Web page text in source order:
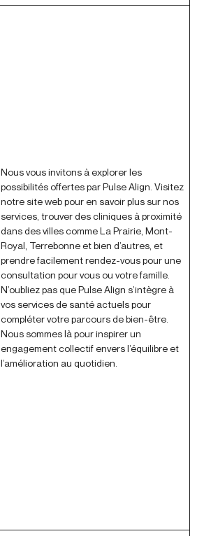
Nous vous invitons à explorer les
possibilités offertes par Pulse Align. Visitez
notre site web pour en savoir plus sur nos
services, trouver des cliniques à proximité
dans des villes comme La Prairie, Mont-
Royal, Terrebonne et bien d’autres, et
prendre facilement rendez-vous pour une
consultation pour vous ou votre famille.
N’oubliez pas que Pulse Align s’intègre à
vos services de santé actuels pour
compléter votre parcours de bien-être.
Nous sommes là pour inspirer un
engagement collectif envers l’équilibre et
l’amélioration au quotidien.